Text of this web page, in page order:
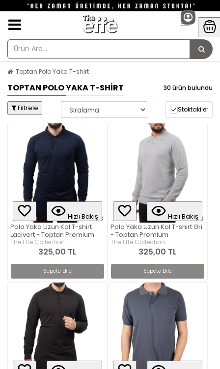
Toptan Polo Yaka T-shirt
TOPTAN POLO YAKA T-SHIRT 30 ürün bulundu
Filtrele Stoktakiler
Hızlı Bakış
Polo Yaka Uzun Kol T-shirt
Lacivert - Toptan Premium
The Effe Collection
325,00 TL
Sepete Ekle
Hızlı Bakış
Polo Yaka Uzun Kol T-shirt Gri
- Toptan Premium
The Effe Collection
325,00 TL
Sepete Ekle